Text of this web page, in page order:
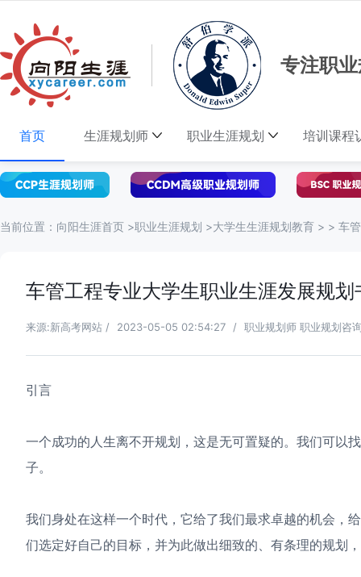
专注职
首页 生涯规划师 职业生涯规划 培训课程
当前位置： 向阳生涯首页 >职业生涯规划 >大学生生涯规划教育 > > 车
车管工程专业大学生职业生涯发展规划
来源:新高考网站 / 2023-05-05 02:54:27 / 职业规划师 职业规划咨
引言
一个成功的人生离不开规划，这是无可置疑的。我们可以
子。
我们身处在这样一个时代，它给了我们最求卓越的机会，
们选定好自己的目标，并为此做出细致的、有条理的规划